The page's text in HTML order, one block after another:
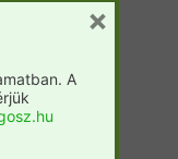
A
×